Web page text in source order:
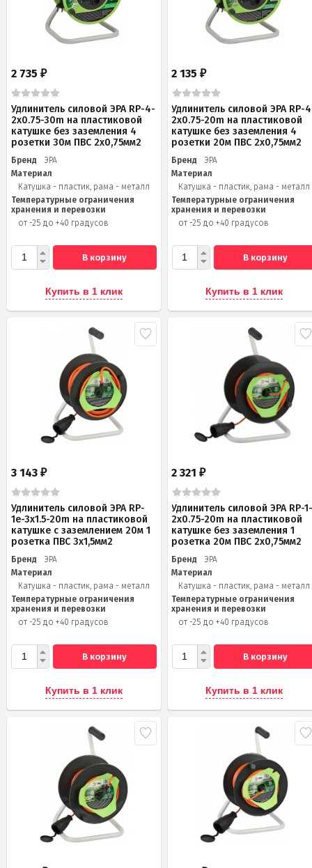
2 735 ₽
Удлинитель силовой ЭРА RP-4-
2x0.75-30m на пластиковой
катушке без заземления 4
розетки 30м ПВС 2х0,75мм2
Бренд
ЭРА
Материал
Катушка - пластик, рама - металл
Температурные ограничения
хранения и перевозки
от -25 до +40 градусов
В корзину
Купить в 1 клик
2 135₽
Удлинитель силовой ЭРА RP-
2x0.75-20m на пластиковой
катушке без заземления 4
розетки 20м ПВС 2х0,75мм2
Бренд
ЭРА
Материал
Катушка - пластик, рама - металл
Температурные ограничения
хранения и перевозки
от -25 до +40 градусов
В корзину
Купить в 1 клик
3 143 ₽
Удлинитель силовой ЭРА RP-
1e-3x1.5-20m на пластиковой
катушке c заземлением 20м 1
розетка ПВС 3х1,5мм2
Бренд
ЭРА
Материал
Катушка - пластик, рама - металл
Температурные ограничения
хранения и перевозки
от -25 до +40 градусов
В корзину
Купить в 1 клик
2 321₽
Удлинитель силовой ЭРА RP-
2x0.75-20m на пластиковой
катушке без заземления 1
розетка 20м ПВС 2х0,75мм2
Бренд
ЭРА
Материал
Катушка - пластик, рама - металл
Температурные ограничения
хранения и перевозки
от -25 до +40 градусов
В корзину
Купить в 1 клик